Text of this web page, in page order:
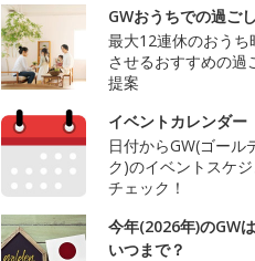
GWおうちでの過ご
最大12連休のおうち
させるおすすめの過
提案
イベントカレンダー
日付からGW(ゴール
ク)のイベントスケ
チェック！
今年(2026年)のGW
いつまで？